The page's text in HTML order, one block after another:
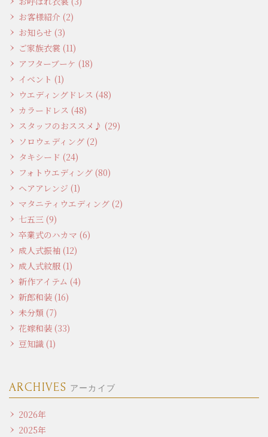
お客様紹介 (2)
お知らせ (3)
ご家族衣裳 (11)
アフターブーケ (18)
イベント (1)
ウエディングドレス (48)
カラードレス (48)
スタッフのおススメ♪ (29)
ソロウェディング (2)
タキシード (24)
フォトウエディング (80)
ヘアアレンジ (1)
マタニティウエディング (2)
七五三 (9)
卒業式のハカマ (6)
成人式振袖 (12)
成人式紋服 (1)
新作アイテム (4)
新郎和装 (16)
未分類 (7)
花嫁和装 (33)
豆知識 (1)
ARCHIVES アーカイブ
2026年
2025年